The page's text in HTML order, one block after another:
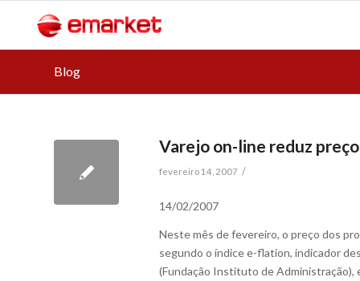
Blog
Varejo on-line reduz
fevereiro 14, 2007 /
14/02/2007
Neste mês de fevereiro, o preço dos
segundo o índice e-flation, indicador
(Fundação Instituto de Administração),